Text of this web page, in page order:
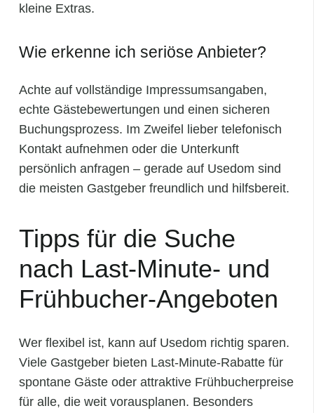
kleine Extras.
Wie erkenne ich seriöse Anbieter?
Achte auf vollständige Impressumsangaben,
echte Gästebewertungen und einen sicheren
Buchungsprozess. Im Zweifel lieber telefonisch
Kontakt aufnehmen oder die Unterkunft
persönlich anfragen – gerade auf Usedom sind
die meisten Gastgeber freundlich und hilfsbereit.
Tipps für die Suche
nach Last-Minute- und
Frühbucher-Angeboten
Wer flexibel ist, kann auf Usedom richtig sparen.
Viele Gastgeber bieten Last-Minute-Rabatte für
spontane Gäste oder attraktive Frühbucherpreise
für alle, die weit vorausplanen. Besonders